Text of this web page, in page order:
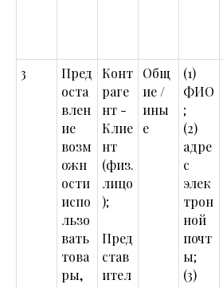
3
Пред
оста
влен
ие
возм
ожн
ости
испо
льзо
вать
това
ры,
Конт
раге
нт -
Клие
нт
(физ.
лицо
);
Пред
став
ител
Общ
ие /
ины
е
(1)
ФИО
;
(2)
адре
с
элек
трон
ной
почт
ы;
(3)